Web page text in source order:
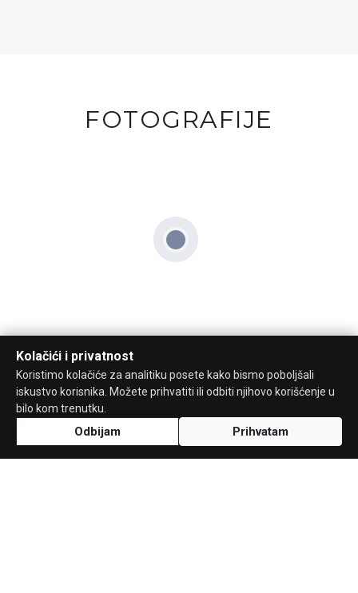
FOTOGRAFIJE
Kolačići i privatnost
Koristimo kolačiće za analitiku posete kako bismo poboljšali
iskustvo korisnika. Možete prihvatiti ili odbiti njihovo korišćenje u
bilo kom trenutku.
Odbijam Prihvatam